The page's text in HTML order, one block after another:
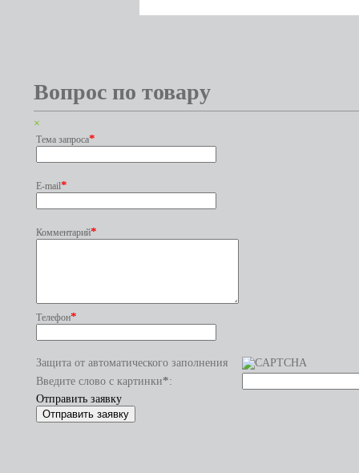
Вопрос по товару
×
Тема запроса*
E-mail*
Комментарий*
Телефон*
Защита от автоматического заполнения
Введите слово с картинки*:
Отправить заявку